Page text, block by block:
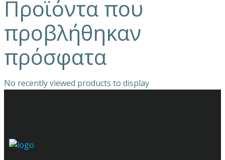
Προϊόντα που
προβλήθηκαν
πρόσφατα
No recently viewed products to display